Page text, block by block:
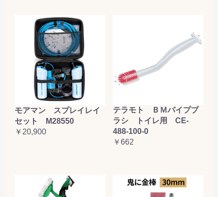
モアマン スプレイレイ
セット M28550
￥20,900
テラモト ＢＭパイプブ
ラシ トイレ用 CE-
488-100-0
￥662